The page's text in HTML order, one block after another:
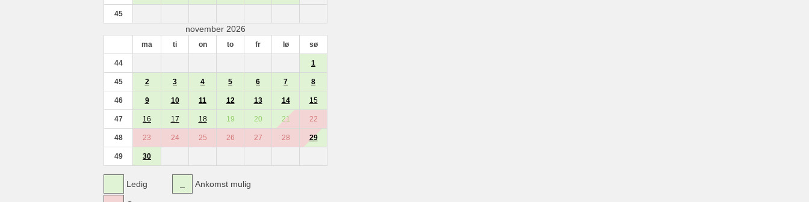
45
november 2026
ma ti on to fr lø sø
44 1
45 2 3 4 5 6 7 8
46 9 10 11 12 13 14 15
47 16 17 18 19 20 21 22
48 23 24 25 26 27 28 29
49 30
Ledig Ankomst mulig